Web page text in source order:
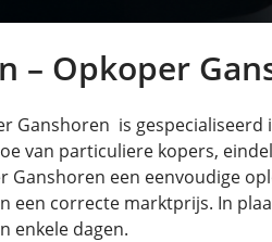
– Opkoper
Ganshoren is
van particuliere kopers,
Ganshoren een eenvoudige
een correcte marktprijs. In
enkele dagen.